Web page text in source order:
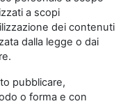
a scopi
dei contenuti
dalla legge o dai
pubblicare,
o forma e con